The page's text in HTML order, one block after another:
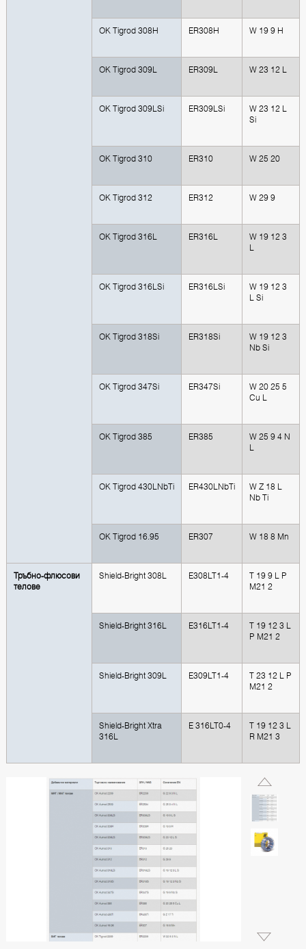
OK Tigrod 308H ER308H W 19 9 H
OK Tigrod 309L ER309L W 23 12 L
OK Tigrod 309LSi ER309LSi
W 23 12 L
Si
OK Tigrod 310 ER310 W 25 20
OK Tigrod 312 ER312 W 29 9
OK Tigrod 316L ER316L
W 19 12 3
L
OK Tigrod 316LSi ER316LSi
W 19 12 3
L Si
OK Tigrod 318Si ER318Si
W 19 12 3
Nb Si
OK Tigrod 347Si ER347Si
W 20 25 5
Cu L
OK Tigrod 385 ER385
W 25 9 4 N
L
OK Tigrod 430LNbTi ER430LNbTi
W Z 18 L
Nb Ti
OK Tigrod 16.95 ER307 W 18 8 Mn
Тръбно-флюсови
телове
Shield-Bright 308L E308LT1-4
T 19 9 L P
M21 2
Shield-Bright 316L E316LT1-4
T 19 12 3 L
P M21 2
Shield-Bright 309L E309LT1-4
T 23 12 L P
M21 2
Shield-Bright Xtra
316L
E 316LT0-4
T 19 12 3 L
R M21 3